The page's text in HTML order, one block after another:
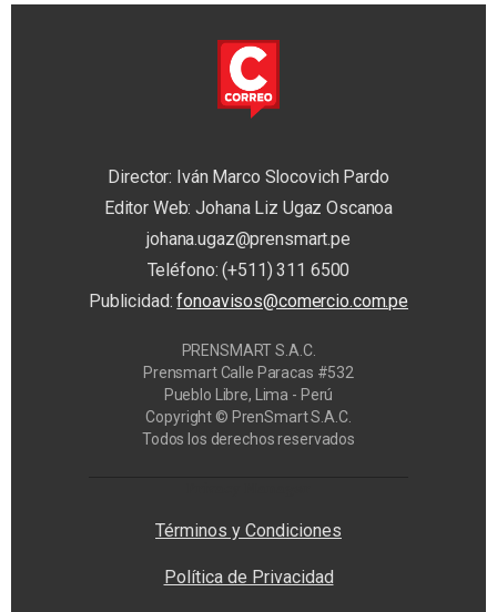
Director: Iván Marco Slocovich Pardo
Editor Web: Johana Liz Ugaz Oscanoa
johana.ugaz@prensmart.pe
Teléfono: (+511) 311 6500
Publicidad:fonoavisos@comercio.com.pe
PRENSMART S.A.C.
Prensmart Calle Paracas #532
Pueblo Libre, Lima - Perú
Copyright © PrenSmart S.A.C.
Todos los derechos reservados
Términos y Condiciones
Política de Privacidad